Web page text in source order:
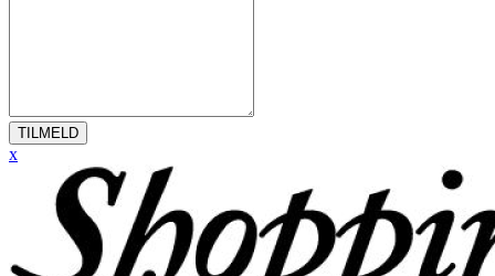
TILMELD
x